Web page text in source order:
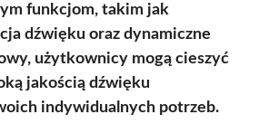
funkcjom, takim jak
dźwięku oraz dynamiczne
użytkownicy mogą cieszyć
jakością dźwięku
indywidualnych potrzeb.